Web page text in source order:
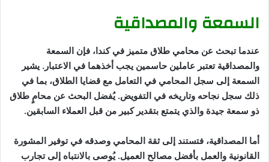
السمعة والمصداقية
عندما تبحث عن محامي طلاق متميز في كندا، فإن السمعة
والمصداقية تعتبر عاملين حاسمين يجب أخذهما في الاعتبار. يشير
السمعة إلى سجل المحامي في التعامل مع قضايا الطلاق، بما في
ذلك سجل نجاحه وتاريخه في التفويض. يُفضل البحث عن محامٍ طلاق
ذو سمعة جيدة والذي يتمتع بتقدير كبير من قبل العملاء السابقين.
أما المصداقية، فتستند إلى ثقة المحامي وصدقه في توفير المشورة
القانونية والعمل بأفضل مصالح العميل. يُوصى بالانتباه إلى تجارب